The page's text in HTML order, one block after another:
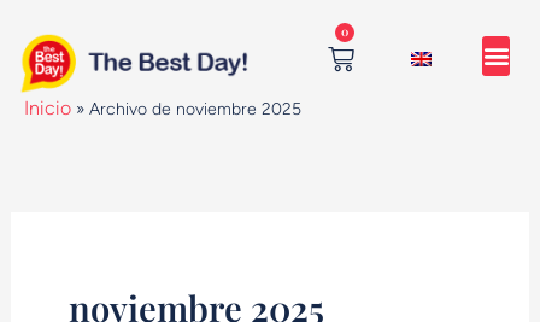
contenido
0
Cart
Inicio » Archivo de noviembre 2025
noviembre 2025